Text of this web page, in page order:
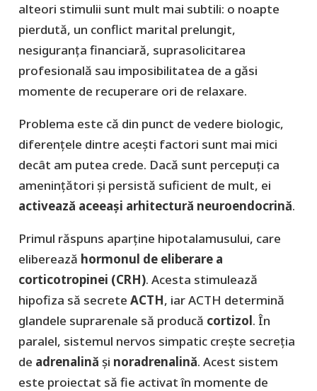
alteori stimulii sunt mult mai subtili: o noapte
pierdută, un conflict marital prelungit,
nesiguranța financiară, suprasolicitarea
profesională sau imposibilitatea de a găsi
momente de recuperare ori de relaxare.
Problema este că din punct de vedere biologic,
diferențele dintre acești factori sunt mai mici
decât am putea crede. Dacă sunt percepuți ca
amenințători și persistă suficient de mult, ei
activează aceeași arhitectură neuroendocrină.
Primul răspuns aparține hipotalamusului, care
eliberează hormonul de eliberare a
corticotropinei (CRH). Acesta stimulează
hipofiza să secrete ACTH, iar ACTH determină
glandele suprarenale să producă cortizol. În
paralel, sistemul nervos simpatic crește secreția
de adrenalină și noradrenalină. Acest sistem
este proiectat să fie activat în momente de